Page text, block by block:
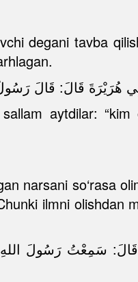
degani tavba
هُرَيْرَةَ قَالَ: قَالَ
aytdilar: “kim
narsani so‘rasa
ilmni olishdan
سَمِعْتُ رَسُولَ اللهِ